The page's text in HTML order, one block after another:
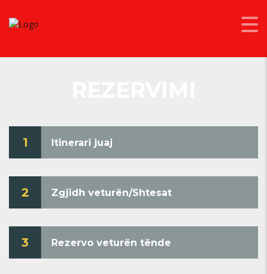
1 Itinerari juaj
2 Zgjidh veturën/Shtesat
3 Rezervo veturën tënde